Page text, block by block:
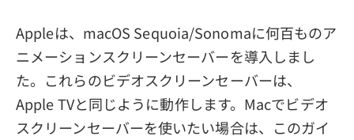
Appleは、macOS Sequoia/Sonomaに何百ものア
ニメーションスクリーンセーバーを導入しまし
た。これらのビデオスクリーンセーバーは、
Apple TVと同じように動作します。Macでビデオ
スクリーンセーバーを使いたい場合は、このガイ